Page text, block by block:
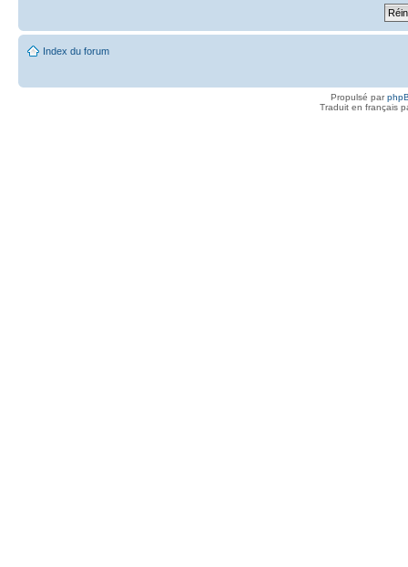
Index du forum
Propulsé par
Traduit en français